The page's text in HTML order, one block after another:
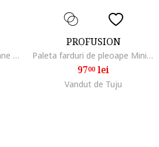
Neon, Paleta Farduri Vegane 10 Nuante, Cosmetics
PROFUSION
Paleta farduri de pleoape Minimalist, Multicolor
9700lei
Vandut de Tuju